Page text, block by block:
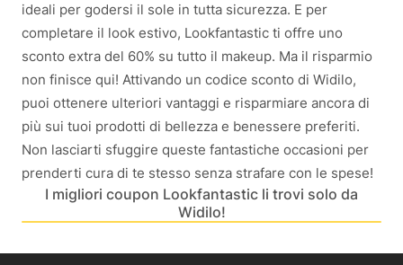
ideali per godersi il sole in tutta sicurezza. E per
completare il look estivo, Lookfantastic ti offre uno
sconto extra del 60% su tutto il makeup. Ma il risparmio
non finisce qui! Attivando un codice sconto di Widilo,
puoi ottenere ulteriori vantaggi e risparmiare ancora di
più sui tuoi prodotti di bellezza e benessere preferiti.
Non lasciarti sfuggire queste fantastiche occasioni per
prenderti cura di te stesso senza strafare con le spese!
I migliori coupon Lookfantastic li trovi solo da
Widilo!